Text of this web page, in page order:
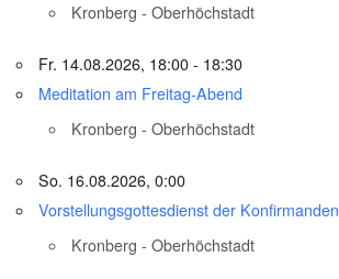
Kronberg - Oberhöchstadt
Fr. 14.08.2026, 18:00 - 18:30
Meditation am Freitag-Abend
Kronberg - Oberhöchstadt
So. 16.08.2026, 0:00
Vorstellungsgottesdienst der Konfirmanden
Kronberg - Oberhöchstadt